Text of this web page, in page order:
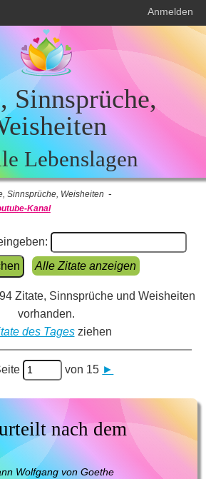
Anmelden
Sinnsprüche,
Lebenslagen
Sinnsprüche, Weisheiten -
Kanal
Alle Zitate anzeigen
Zitate, Sinnsprüche und Weisheiten
vorhanden.
des Tagesziehen
von 15 ►
nach dem
Wolfgang von Goethe